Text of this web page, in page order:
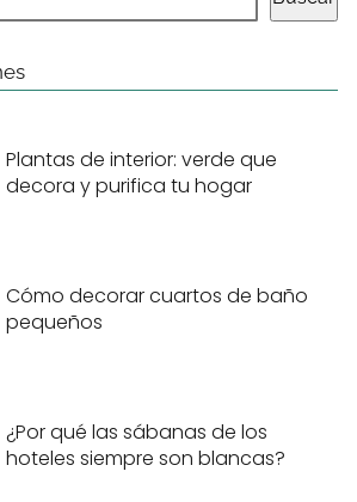
Plantas de interior: verde que
decora y purifica tu hogar
Cómo decorar cuartos de baño
pequeños
¿Por qué las sábanas de los
hoteles siempre son blancas?